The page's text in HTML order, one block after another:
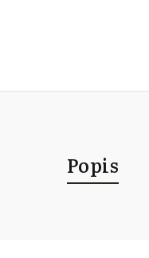
Popis